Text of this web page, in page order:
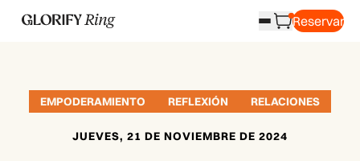
Reservar
EMPODERAMIENTO REFLEXIÓN RELACIONES
JUEVES, 21 DE NOVIEMBRE DE 2024